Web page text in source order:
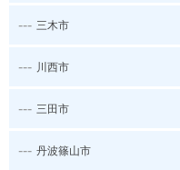
--- 三木市
--- 川西市
--- 三田市
--- 丹波篠山市